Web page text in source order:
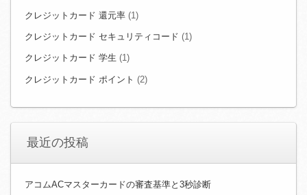
クレジットカード 還元率 (1)
クレジットカード セキュリティコード (1)
クレジットカード 学生 (1)
クレジットカード ポイント (2)
最近の投稿
アコムACマスターカードの審査基準と3秒診断